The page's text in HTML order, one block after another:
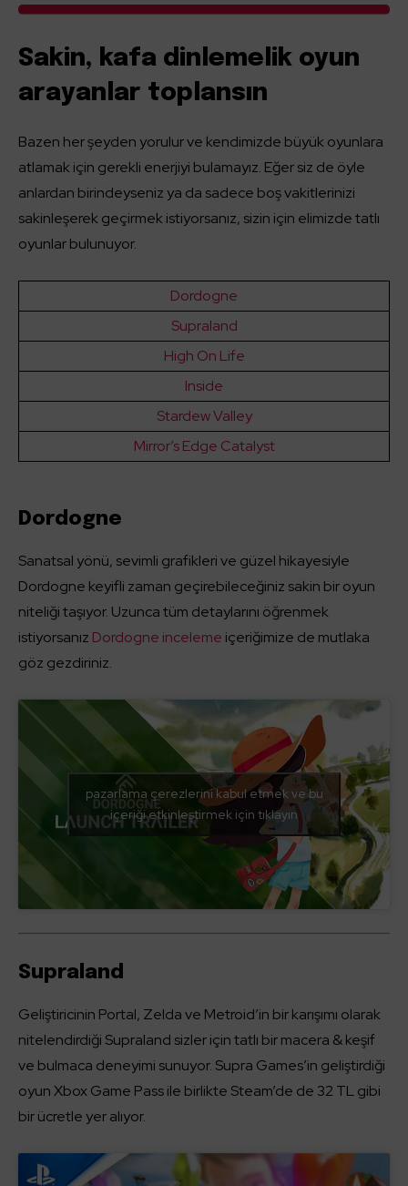
Sakin, kafa dinlemelik oyun
arayanlar toplansın
Bazen her şeyden yorulur ve kendimizde büyük oyunlara
atlamak için gerekli enerjiyi bulamayız. Eğer siz de öyle
anlardan birindeyseniz ya da sadece boş vakitlerinizi
sakinleşerek geçirmek istiyorsanız, sizin için elimizde tatlı
oyunlar bulunuyor.
Dordogne
Supraland
High On Life
Inside
Stardew Valley
Mirror’s Edge Catalyst
Dordogne
Sanatsal yönü, sevimli grafikleri ve güzel hikayesiyle
Dordogne keyifli zaman geçirebileceğiniz sakin bir oyun
niteliği taşıyor. Uzunca tüm detaylarını öğrenmek
istiyorsanız Dordogne inceleme içeriğimize de mutlaka
göz gezdiriniz.
pazarlama çerezlerini kabul etmek ve bu
içeriği etkinleştirmek için tıklayın
Supraland
Geliştiricinin Portal, Zelda ve Metroid’in bir karışımı olarak
nitelendirdiği Supraland sizler için tatlı bir macera & keşif
ve bulmaca deneyimi sunuyor. Supra Games’in geliştirdiği
oyun Xbox Game Pass ile birlikte Steam’de de 32 TL gibi
bir ücretle yer alıyor.